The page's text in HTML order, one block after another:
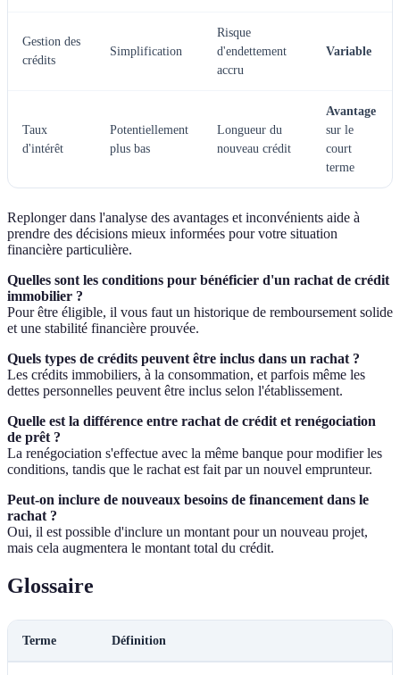
Gestion des
crédits
Simplification
Risque
d'endettement
accru
Variable
Taux
d'intérêt
Potentiellement
plus bas
Longueur du
nouveau crédit
Avantage
sur le
court
terme
Replonger dans l'analyse des avantages et inconvénients aide à
prendre des décisions mieux informées pour votre situation
financière particulière.
Quelles sont les conditions pour bénéficier d'un rachat de crédit
immobilier ?
Pour être éligible, il vous faut un historique de remboursement solide
et une stabilité financière prouvée.
Quels types de crédits peuvent être inclus dans un rachat ?
Les crédits immobiliers, à la consommation, et parfois même les
dettes personnelles peuvent être inclus selon l'établissement.
Quelle est la différence entre rachat de crédit et renégociation
de prêt ?
La renégociation s'effectue avec la même banque pour modifier les
conditions, tandis que le rachat est fait par un nouvel emprunteur.
Peut-on inclure de nouveaux besoins de financement dans le
rachat ?
Oui, il est possible d'inclure un montant pour un nouveau projet,
mais cela augmentera le montant total du crédit.
Glossaire
Terme Définition